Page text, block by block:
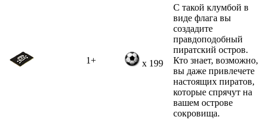
1+ x 199
С такой клумбой в
виде флага вы
создадите
правдоподобный
пиратский остров.
Кто знает, возможно,
вы даже привлечете
настоящих пиратов,
которые спрячут на
вашем острове
сокровища.